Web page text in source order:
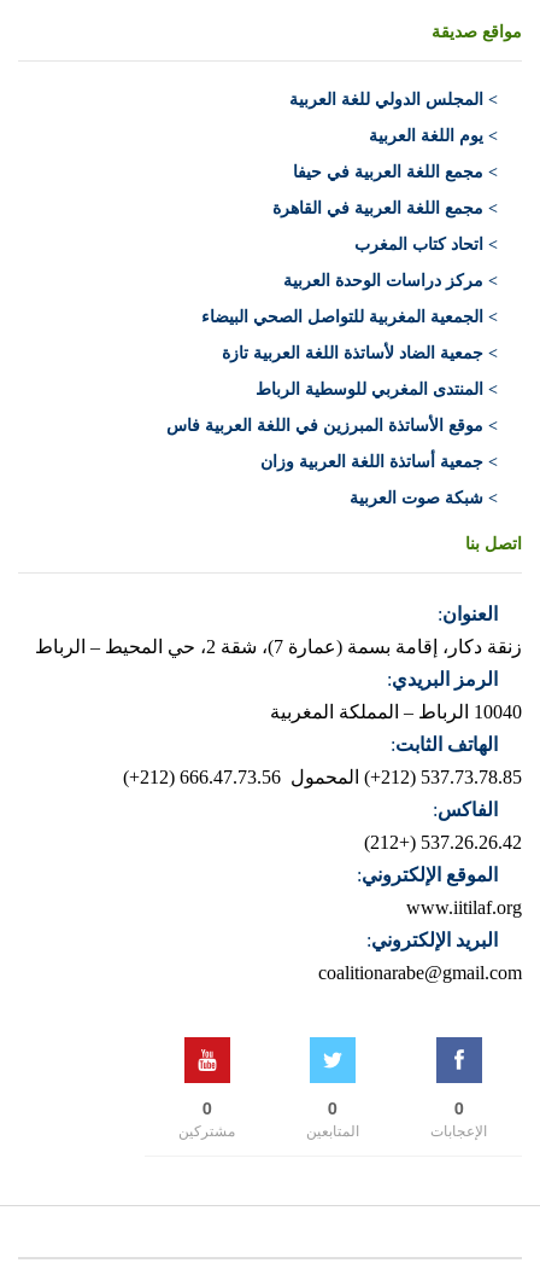
مواقع صديقة
> المجلس الدولي للغة العربية
> يوم اللغة العربية
> مجمع اللغة العربية في حيفا
> مجمع اللغة العربية في القاهرة
> اتحاد كتاب المغرب
> مركز دراسات الوحدة العربية
> الجمعية المغربية للتواصل الصحي البيضاء
> جمعية الضاد لأساتذة اللغة العربية تازة
> المنتدى المغربي للوسطية الرباط
> موقع الأساتذة المبرزين في اللغة العربية فاس
> جمعية أساتذة اللغة العربية وزان
> شبكة صوت العربية
اتصل بنا
العنوان:
زنقة دكار، إقامة بسمة (عمارة 7)، شقة 2، حي المحيط – الرباط
الرمز البريدي:
10040 الرباط – المملكة المغربية
الهاتف الثابت:
537.73.78.85 (212+)
المحمول 666.47.73.56 (212+)
الفاكس:
537.26.26.42 (+212)
الموقع الإلكتروني:
www.iitilaf.org
البريد الإلكتروني:
coalitionarabe@gmail.com
0
الإعجابات
0
المتابعين
0
مشتركين